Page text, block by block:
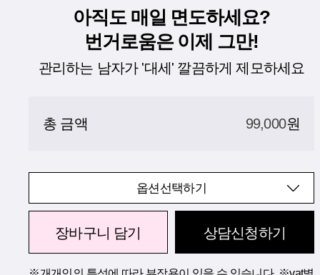
아직도 매일 면도하세요?
번거로움은 이제 그만!
관리하는 남자가 '대세' 깔끔하게 제모하세요
총 금액 99,000원
옵션선택하기
장바구니 담기 상담신청하기